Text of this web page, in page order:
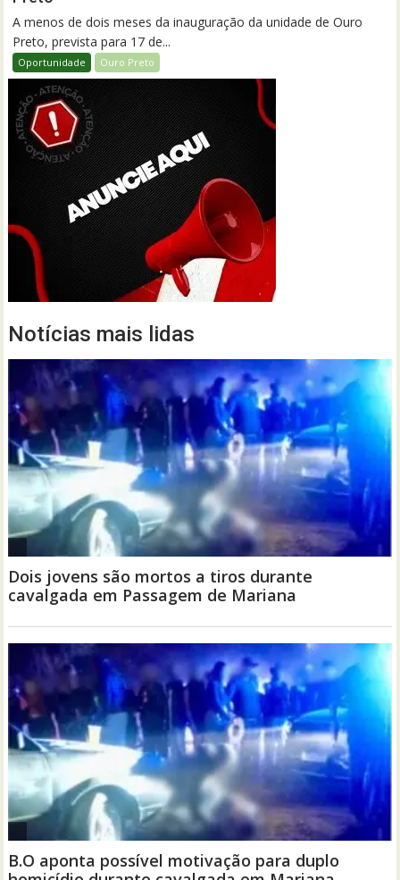
A menos de dois meses da inauguração da unidade de Ouro
Preto, prevista para 17 de...
Oportunidade Ouro Preto
Notícias mais lidas